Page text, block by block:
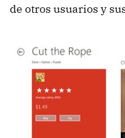
de otros usuarios y